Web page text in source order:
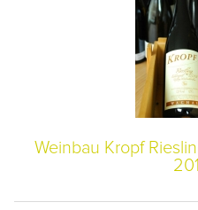
Weinbau Kropf